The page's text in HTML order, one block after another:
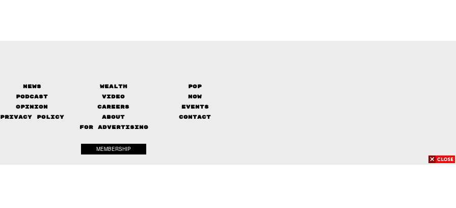
News Wealth
Pop
Podcast
Video
Now
Opinion
Careers
Events
Privacy Policy
About
Contact
FOR ADVERTISING
MEMBERSHIP